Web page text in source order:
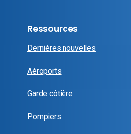
Ressources
Dernières nouvelles
Aéroports
Garde côtière
Pompiers